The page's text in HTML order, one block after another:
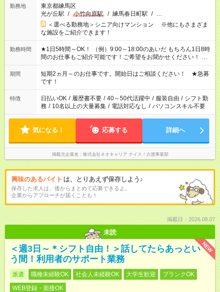
勤務地
東京都練馬区
光が丘駅 / 小竹向原駅 / 練馬春日町駅 / …
＜選べる勤務地＞シニア向けマンション ※他にもさまざま
な施設をご紹介できます！
勤務時間
★1日5時間～OK！ （例）9:00～18:00のあいだ もちろん1日8時
間のお仕事もご紹介可能です！ご希望をお聞かせください！ ★
家庭の都合でお休みが必要な場合も遠慮なくご相談ください。
※週最低15時間以上の勤務が必要です
期間
短期2ヵ月～のお仕事です。開始日はご相談ください！ ★急募
です！
特徴 日払いOK / 履歴書不要 / 40～50代活躍中 / 服装自由 / シフト勤
務 / 10名以上の大量募集 / 電話対応なし / パソコンスキル不要
気になる！ 応募する 詳細へ
掲載元企業名 株式会社ネオキャリア ナイス！介護事業部
興味のあるバイト は、とりあえず保存しよう♪
保存した求人は、後からまとめて応募できるよ。
企業からアプローチが届くことも！
掲載日：2026.08.07
未読
NEW
＜週3日～＊シフト自由！＞話してたらあっとい
う間！利用者のサポート業務
派遣 職種未経験OK 社会人未経験OK 大学生歓迎
ブランクOK
WEB登録・面接OK